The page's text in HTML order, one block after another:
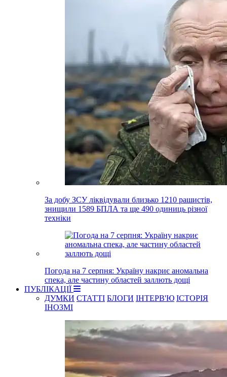
За добу ЗСУ ліквідували близько 1210 рашистів,
знищили 1589 БПЛА та ще 490 одиниць різної
техніки
Погода на 7 серпня: Україну накриє аномальна
спека, але частину областей заллють дощі
ПУБЛІКАЦІЇ
ДУМКИ СТАТТІ БЛОГИ ІНТЕРВ'Ю ІСТОРІЯ
ІНОЗМІ